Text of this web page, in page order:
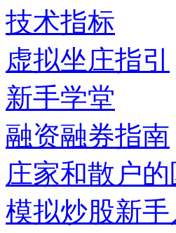
技术指标
虚拟坐庄指引
新手学堂
融资融券指南
庄家和散户的
模拟炒股新手